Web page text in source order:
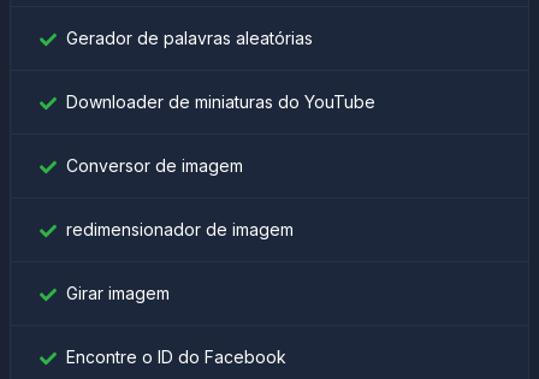
Gerador de palavras aleatórias
Downloader de miniaturas do YouTube
Conversor de imagem
redimensionador de imagem
Girar imagem
Encontre o ID do Facebook